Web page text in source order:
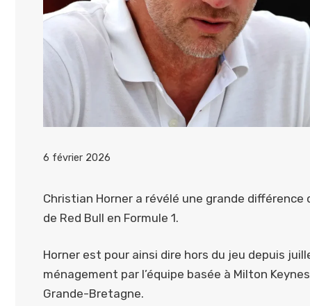
6 février 2026
Christian Horner a révélé une grande
de Red Bull en Formule 1.
Horner est pour ainsi dire hors du jeu depuis
ménagement par l’équipe basée à Milton
Grande-Bretagne.